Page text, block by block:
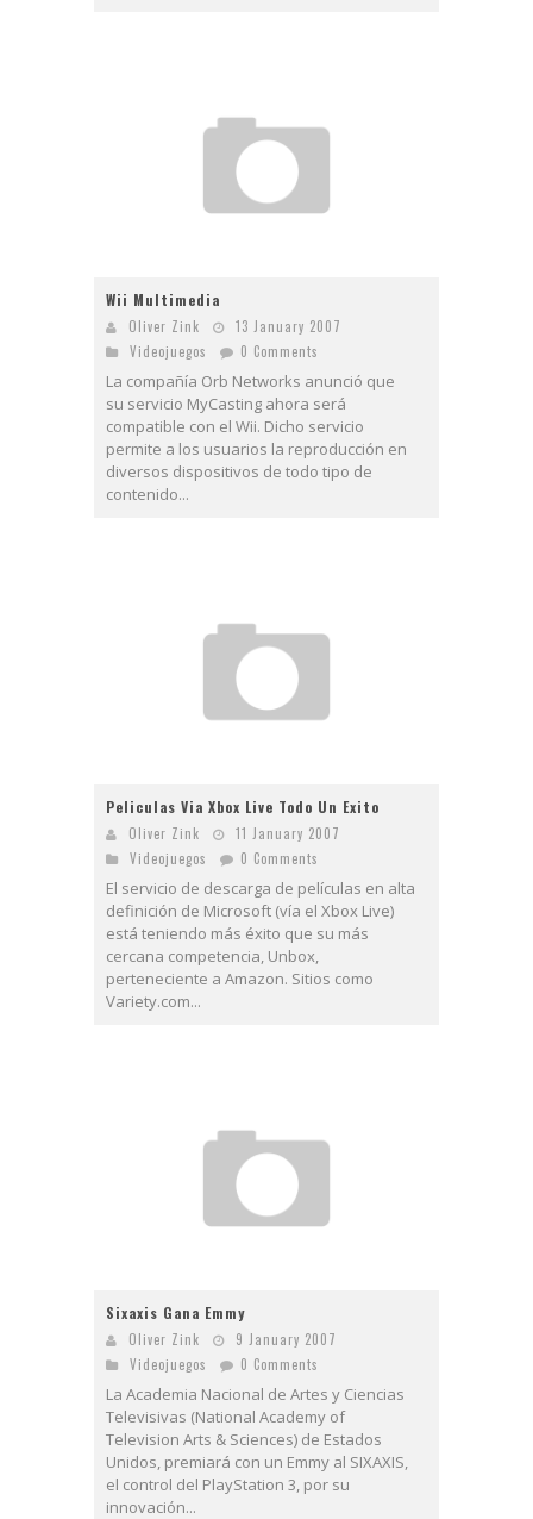
Wii Multimedia
Oliver Zink
13 January 2007
Videojuegos
0 Comments
La compañía Orb Networks anunció que
su servicio MyCasting ahora será
compatible con el Wii. Dicho servicio
permite a los usuarios la reproducción en
diversos dispositivos de todo tipo de
contenido...
Peliculas Via Xbox Live Todo Un Exito
Oliver Zink
11 January 2007
Videojuegos
0 Comments
El servicio de descarga de películas en alta
definición de Microsoft (vía el Xbox Live)
está teniendo más éxito que su más
cercana competencia, Unbox,
perteneciente a Amazon. Sitios como
Variety.com...
Sixaxis Gana Emmy
Oliver Zink
9 January 2007
Videojuegos
0 Comments
La Academia Nacional de Artes y Ciencias
Televisivas (National Academy of
Television Arts & Sciences) de Estados
Unidos, premiará con un Emmy al SIXAXIS,
el control del PlayStation 3, por su
innovación...